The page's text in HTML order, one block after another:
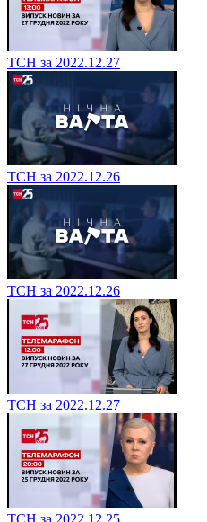
ТСН за 2022.12.27
ТСН за 2022.12.26
ТСН за 2022.12.26
ТСН за 2022.12.27
ТСН за 2022.12.25